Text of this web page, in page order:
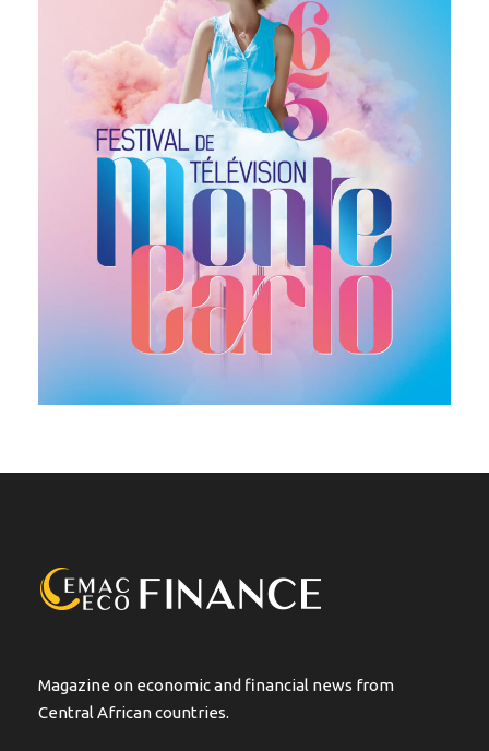
Magazine on economic and financial news from
Central African countries.